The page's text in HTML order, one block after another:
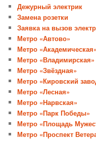
Дежурный электрик
Замена розетки
Заявка на вызов
Метро «Автово»
Метро «Академическая»
Метро «Владимирская»
Метро «Звёздная»
Метро «Кировский
Метро «Лесная»
Метро «Нарвская»
Метро «Парк Победы»
Метро «Площадь
Метро «Проспект